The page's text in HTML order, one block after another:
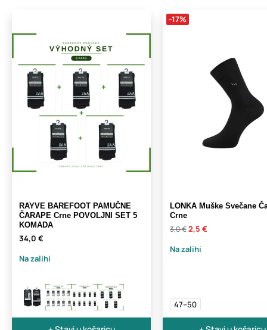
RAYVE BAREFOOT PAMUČNE
ČARAPE Crne POVOLJNI SET 5
KOMADA
34,0 €
Na zalihi
-17%
LONKA Muške Svečane
Crne
3,0 €2,5 €
Na zalihi
47–50